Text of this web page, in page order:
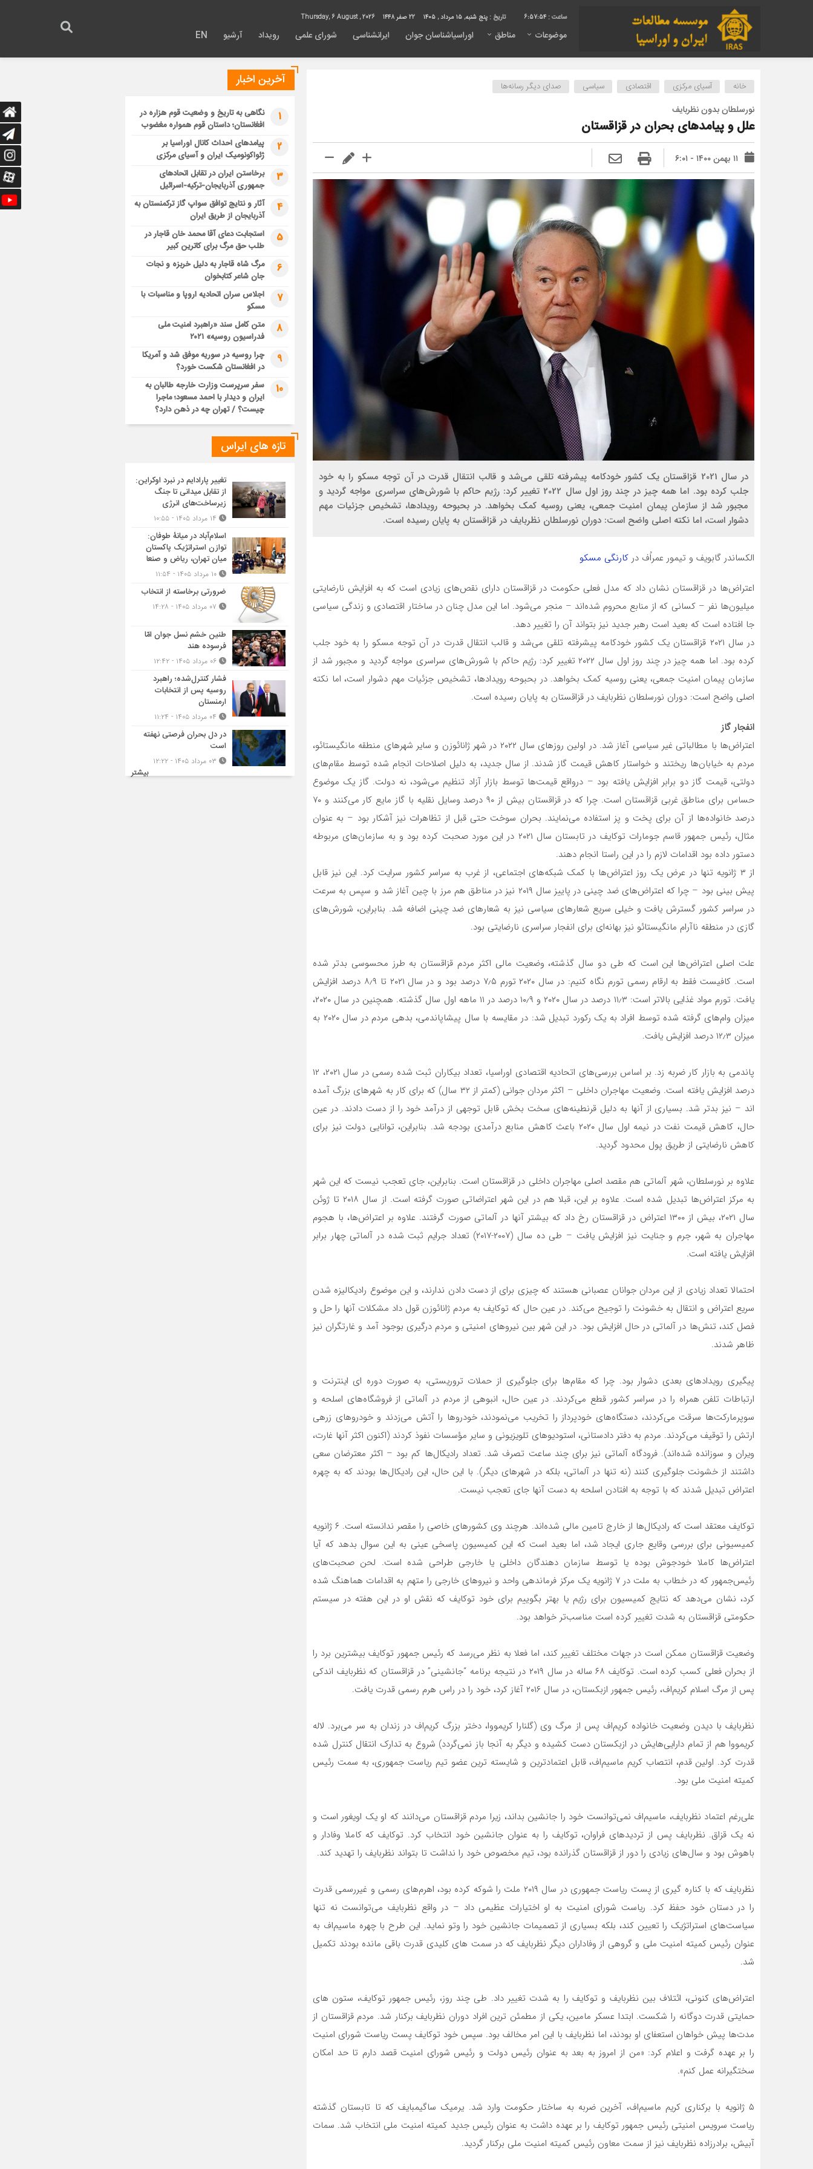
6:57:55 تاریخ : پنج شنبه, ۱۵ مرداد , ۱۴۰۵ 22 صفر 1448
موضوعات مناطق اوراسیاشناسان جوان ایرانشناسی شورای علمی رویداد آرشیو EN
خانه آسیای مرکزی اقتصادی سیاسی صدای دیگر رسانه‌ها
نورسلطان بدون نظربایف
علل و پیامدهای بحران در قزاقستان
۱۱ بهمن ۱۴۰۰ - ۶:۰۱
در سال 2021 قزاقستان یک کشور خودکامه پیشرفته تلقی می‌شد و قالب انتقال قدرت در آن توجه مسکو را به خود
جلب کرده بود. اما همه چیز در چند روز اول سال 2022 تغییر کرد: رژیم حاکم با شورش‌های سراسری مواجه گردید و
مجبور شد از سازمان پیمان امنیت جمعی، یعنی روسیه کمک بخواهد. در بحبوحه رویدادها، تشخیص جزئیات مهم
دشوار است، اما نکته اصلی واضح است: دوران نورسلطان نظربایف در قزاقستان به پایان رسیده است.
الکساندر گابویف و تیمور عمراُف در کارنگی مسکو
اعتراض‌ها در قزاقستان نشان داد که مدل فعلی حکومت در قزاقستان دارای نقص‌های زیادی است که به افزایش نارضایتی
میلیون‌ها نفر – کسانی که از منابع محروم شده‌اند – منجر می‌شود. اما این مدل چنان در ساختار اقتصادی و زندگی سیاسی
جا افتاده است که بعید است رهبر جدید نیز بتواند آن را تغییر دهد.
در سال ۲۰۲۱ قزاقستان یک کشور خودکامه پیشرفته تلقی می‌شد و قالب انتقال قدرت در آن توجه مسکو را به خود جلب
کرده بود. اما همه چیز در چند روز اول سال ۲۰۲۲ تغییر کرد: رژیم حاکم با شورش‌های سراسری مواجه گردید و مجبور شد از
سازمان پیمان امنیت جمعی، یعنی روسیه کمک بخواهد. در بحبوحه رویدادها، تشخیص جزئیات مهم دشوار است، اما نکته
اصلی واضح است: دوران نورسلطان نظربایف در قزاقستان به پایان رسیده است.
انفجار گاز
اعتراض‌ها با مطالباتی غیر سیاسی آغاز شد. در اولین روزهای سال ۲۰۲۲ در شهر ژانائوزن و سایر شهرهای منطقه مانگیستائو،
مردم به خیابان‌ها ریختند و خواستار کاهش قیمت گاز شدند. از سال جدید، به دلیل اصلاحات انجام شده توسط مقام‌های
دولتی، قیمت گاز دو برابر افزایش یافته بود – درواقع قیمت‌ها توسط بازار آزاد تنظیم می‌شود، نه دولت. گاز یک موضوع
حساس برای مناطق غربی قزاقستان است. چرا که در قزاقستان بیش از ۹۰ درصد وسایل نقلیه با گاز مایع کار می‌کنند و ۷۰
درصد خانواده‌ها از آن برای پخت و پز استفاده می‌نمایند. بحران سوخت حتی قبل از تظاهرات نیز آشکار بود – به عنوان
مثال، رئیس جمهور قاسم جومارات توکایف در تابستان سال ۲۰۲۱ در این مورد صحبت کرده بود و به سازمان‌های مربوطه
دستور داده بود اقدامات لازم را در این راستا انجام دهند.
از ۳ ژانویه تنها در عرض یک روز اعتراض‌ها با کمک شبکه‌های اجتماعی، از غرب به سراسر کشور سرایت کرد. این نیز قابل
پیش بینی بود – چرا که اعتراض‌های ضد چینی در پاییز سال ۲۰۱۹ نیز در مناطق هم مرز با چین آغاز شد و سپس به سرعت
در سراسر کشور گسترش یافت و خیلی سریع شعارهای سیاسی نیز به شعارهای ضد چینی اضافه شد. بنابراین، شورش‌های
گازی در منطقه ناآرام مانگیستائو نیز بهانه‌ای برای انفجار سراسری نارضایتی بود.
علت اصلی اعتراض‌ها این است که طی دو سال گذشته، وضعیت مالی اکثر مردم قزاقستان به طرز محسوسی بدتر شده
است. کافیست فقط به ارقام رسمی تورم نگاه کنیم: در سال ۲۰۲۰ تورم ۷٫۵ درصد بود و در سال ۲۰۲۱ تا ۸٫۹ درصد افزایش
یافت. تورم مواد غذایی بالاتر است: ۱۱٫۳ درصد در سال ۲۰۲۰ و ۱۰٫۹ درصد در ۱۱ ماهه اول سال گذشته. همچنین در سال ۲۰۲۰،
میزان وام‌های گرفته شده توسط افراد به یک رکورد تبدیل شد: در مقایسه با سال پیشاپاندمی، بدهی مردم در سال ۲۰۲۰ به
میزان ۱۲٫۳ درصد افزایش یافت.
پاندمی به بازار کار ضربه زد. بر اساس بررسی‌های اتحادیه اقتصادی اوراسیا، تعداد بیکاران ثبت شده رسمی در سال ۲۰۲۱، ۱۲
درصد افزایش یافته است. وضعیت مهاجران داخلی – اکثر مردان جوانی (کمتر از ۳۲ سال) که برای کار به شهرهای بزرگ آمده
اند – نیز بدتر شد. بسیاری از آنها به دلیل قرنطینه‌های سخت بخش قابل توجهی از درآمد خود را از دست دادند. در عین
حال، کاهش قیمت نفت در نیمه اول سال ۲۰۲۰ باعث کاهش منابع درآمدی بودجه شد. بنابراین، توانایی دولت نیز برای
کاهش نارضایتی از طریق پول محدود گردید.
علاوه بر نورسلطان، شهر آلماتی هم مقصد اصلی مهاجران داخلی در قزاقستان است. بنابراین، جای تعجب نیست که این شهر
به مرکز اعتراض‌ها تبدیل شده است. علاوه بر این، قبلا هم در این شهر اعتراضاتی صورت گرفته است. از سال ۲۰۱۸ تا ژوئن
سال ۲۰۲۱، بیش از ۱۳۰۰ اعتراض در قزاقستان رخ داد که بیشتر آنها در آلماتی صورت گرفتند. علاوه بر اعتراض‌ها، با هجوم
مهاجران به شهر، جرم و جنایت نیز افزایش یافت – طی ده سال (۲۰۰۷-۲۰۱۷) تعداد جرایم ثبت شده در آلماتی چهار برابر
افزایش یافته است.
احتمالا تعداد زیادی از این مردان جوانان عصبانی هستند که چیزی برای از دست دادن ندارند، و این موضوع رادیکالیزه شدن
سریع اعتراض و انتقال به خشونت را توجیح می‌کند. در عین حال که توکایف به مردم ژانائوزن قول داد مشکلات آنها را حل و
فصل کند، تنش‌ها در آلماتی در حال افزایش بود. در این شهر بین نیروهای امنیتی و مردم درگیری بوجود آمد و غارتگران نیز
ظاهر شدند.
پیگیری رویدادهای بعدی دشوار بود. چرا که مقام‌ها برای جلوگیری از حملات تروریستی، به صورت دوره ای اینترنت و
ارتباطات تلفن همراه را در سراسر کشور قطع می‌کردند. در عین حال، انبوهی از مردم در آلماتی از فروشگاه‌های اسلحه و
سوپرمارکت‌ها سرقت می‌کردند، دستگاه‌های خودپرداز را تخریب می‌نمودند، خودروها را آتش می‌زدند و خودروهای زرهی
ارتش را توقیف می‌کردند. مردم به دفتر دادستانی، استودیوهای تلویزیونی و سایر مؤسسات نفوذ کردند (اکنون اکثر آنها غارت،
ویران و سوزانده شده‌اند). فرودگاه آلماتی نیز برای چند ساعت تصرف شد. تعداد رادیکال‌ها کم بود – اکثر معترضان سعی
داشتند از خشونت جلوگیری کنند (نه تنها در آلماتی، بلکه در شهرهای دیگر). با این حال، این رادیکال‌ها بودند که به چهره
اعتراض تبدیل شدند که با توجه به افتادن اسلحه به دست آنها جای تعجب نیست.
توکایف معتقد است که رادیکال‌ها از خارج تامین مالی شده‌اند. هرچند وی کشورهای خاصی را مقصر ندانسته است. ۶ ژانویه
کمیسیونی برای بررسی وقایع جاری ایجاد شد، اما بعید است که این کمیسیون پاسخی عینی به این سوال بدهد که آیا
اعتراض‌ها کاملا خودجوش بوده یا توسط سازمان دهندگان داخلی یا خارجی طراحی شده‌ است. لحن صحبت‌های
رئیس‌جمهور که در خطاب به ملت در ۷ ژانویه یک مرکز فرماندهی واحد و نیروهای خارجی را متهم به اقدامات هماهنگ شده
کرد، نشان می‌دهد که نتایج کمیسیون برای رژیم یا بهتر بگوییم برای خود توکایف که نقش او در این هفته در سیستم
حکومتی قزاقستان به شدت تغییر کرده است مناسب‌تر خواهد بود.
وضعیت قزاقستان ممکن است در جهات مختلف تغییر کند، اما فعلا به نظر می‌رسد که رئیس جمهور توکایف بیشترین برد را
از بحران فعلی کسب کرده است. توکایف ۶۸ ساله در سال ۲۰۱۹ در نتیجه برنامه “جانشینی” در قزاقستان که نظربایف اندکی
پس از مرگ اسلام کریم‌اف، رئیس جمهور ازبکستان، در سال ۲۰۱۶ آغاز کرد، خود را در راس هرم رسمی قدرت یافت.
نظربایف با دیدن وضعیت خانواده کریم‌اف پس از مرگ وی (گلنارا کریمووا، دختر بزرگ کریم‌اف در زندان به سر می‌برد. لاله
کریمووا هم از تمام دارایی‌هایش در ازبکستان دست کشیده و دیگر به آنجا باز نمی‌گردد) شروع به تدارک انتقال کنترل شده
قدرت کرد. اولین قدم، انتصاب کریم ماسیم‌اف، قابل اعتمادترین و شایسته ترین عضو تیم ریاست جمهوری، به سمت رئیس
کمیته امنیت ملی بود.
علی‌رغم اعتماد نظربایف، ماسیم‌اف نمی‌توانست خود را جانشین بداند، زیرا مردم قزاقستان می‌دانند که او یک اویغور است و
نه یک قزاق. نظربایف پس از تردیدهای فراوان، توکایف را به عنوان جانشین خود انتخاب کرد. توکایف که کاملا وفادار و
باهوش بود و سال‌های زیادی را دور از قزاقستان گذرانده بود، تیم مخصوص خود را نداشت تا بتواند نظربایف را تهدید کند.
نظربایف که با کناره گیری از پست ریاست جمهوری در سال ۲۰۱۹ ملت را شوکه کرده بود، اهرم‌های رسمی و غیررسمی قدرت
را در دستان خود حفظ کرد. ریاست شورای امنیت به او اختیارات عظیمی داد – در واقع نظربایف می‌توانست نه تنها
سیاست‌های استراتژیک را تعیین کند، بلکه بسیاری از تصمیمات جانشین خود را وتو نماید. این طرح با چهره ماسیم‌اف به
عنوان رئیس کمیته امنیت ملی و گروهی از وفاداران دیگر نظربایف که در سمت های کلیدی قدرت باقی مانده بودند تکمیل
شد.
اعتراض‌های کنونی، ائتلاف بین نظربایف و توکایف را به شدت تغییر داد. طی چند روز، رئیس جمهور توکایف، ستون های
حمایتی قدرت دوگانه را شکست. ابتدا عسکر مامین، یکی از مطمئن ترین افراد دوران نظربایف برکنار شد. مردم قزاقستان از
مدت‌ها پیش خواهان استعفای او بودند، اما نظربایف با این امر مخالف بود. سپس خود توکایف پست ریاست شورای امنیت
را بر عهده گرفت و اعلام کرد: «من از امروز به بعد به عنوان رئیس دولت و رئیس شورای امنیت قصد دارم تا حد امکان
سختگیرانه عمل کنم».
۵ ژانویه با برکناری کریم ماسیم‌اف، آخرین ضربه به ساختار حکومت وارد شد. یرمیک ساگیمبایف که تا تابستان گذشته
ریاست سرویس امنیتی رئیس جمهور توکایف را بر عهده داشت به عنوان رئیس جدید کمیته امنیت ملی انتخاب شد. سمات
آبیش، برادرزاده نظربایف نیز از سمت معاون رئیس کمیته امنیت ملی برکنار گردید.
آخرین اخبار
1
نگاهی به تاریخ و وضعیت قوم هزاره در
افغانستان؛ داستان قوم همواره مغضوب
2
پیامدهای احداث کانال اوراسیا بر
ژئواکونومیک ایران و آسیای مرکزی
3
برخاستن ایران در تقابل اتحادهای
جمهوری آذربایجان-ترکیه-اسرائیل
4
آثار و نتایج توافق سواپ گاز ترکمنستان به
آذربایجان از طریق ایران
5
استجابت دعای آقا محمد خان قاجار در
طلب حق مرگ برای کاترین کبیر
6
مرگ شاه قاجار به دلیل خربزه و نجات
جان شاعر کتابخوان
7
اجلاس سران اتحادیه اروپا و مناسبات با
مسکو
8
متن کامل سند «راهبرد امنیت ملی
فدراسیون روسیه» ۲۰۲۱
9
چرا روسیه در سوریه موفق شد و آمریکا
در افغانستان شکست خورد؟
10
سفر سرپرست وزارت خارجه طالبان به
ایران و دیدار با احمد مسعود؛ ماجرا
چیست؟ / تهران چه در ذهن دارد؟
تازه های ایراس
تغییر پارادایم در نبرد اوکراین:
از تقابل میدانی تا جنگ
زیرساخت‌های انرژی
اسلام‌آباد در میانۀ طوفان:
توازن استراتژیک پاکستان
میان تهران، ریاض و صنعا
ضرورتی برخاسته از انتخاب
طنین خشم نسل جوان امّا
فرسوده هند
فشار کنترل‌شده؛ راهبرد
روسیه پس از انتخابات
ارمنستان
در دل بحران فرصتی نهفته
است
بیشتر